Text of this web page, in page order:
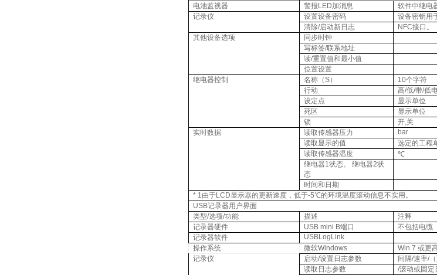
电池监视器
警报 LED加消息
软件中继电
记录仪
设置设备密码
设备密钥用
清除/启动新日志 NFC接口。
其他设备选项
同步时钟
写标签/联系地址
读/重置值和最小值
位置设置
继电器控制
名称（S） 10个字符
行动
高/低/带/低
设定点
显示单位
死区
显示单位
锁
开,关
实时数据
读取传感器压力
bar
读取显示的值
选定的工程
读取传感器温度
℃
继电器1状态。 继电器2状
态
时间和日期
* 1由于LCD显示器的更新速度，低于-5℃的环境温度滚动信息不实用。
USB记录器用户界面
类型/选项/功能 描述
注释
记录器硬件
USB mini B端口
不包括电缆
记录器软件
USBLogLink
操作系统
微软Windows Win 7或更
记录仪
启动/设置日志参数 间隔/速率/
读取日志参数
/滚动或固定